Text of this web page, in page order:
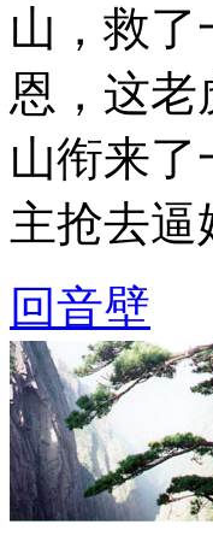
山，救
恩，这
山衔来
主抢去
回音壁